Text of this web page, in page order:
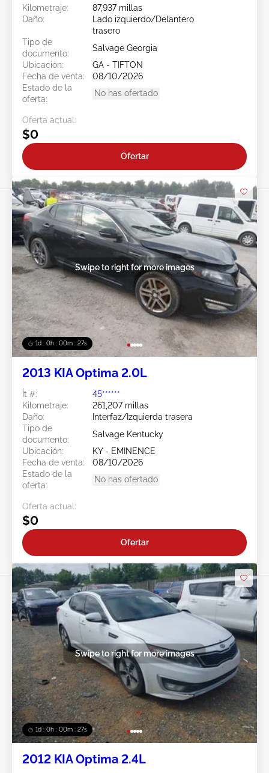
Kilometraje:
87,937 millas
Daño:
Lado izquierdo/Delantero
trasero
Tipo de
documento:
Salvage Georgia
Ubicación:
GA - TIFTON
Fecha de venta:
08/10/2026
Estado de la
oferta:
No has ofertado
Oferta actual:
$0
Ofertar
1d : 0h : 00m : 24s
Swipe to right for more images
2013 KIA Optima 2.0L
Ít #:
45******
Kilometraje:
261,207 millas
Daño:
Interfaz/Izquierda trasera
Tipo de
documento:
Salvage Kentucky
Ubicación:
KY - EMINENCE
Fecha de venta:
08/10/2026
Estado de la
oferta:
No has ofertado
Oferta actual:
$0
Ofertar
1d : 0h : 00m : 24s
Swipe to right for more images
2012 KIA Optima 2.4L